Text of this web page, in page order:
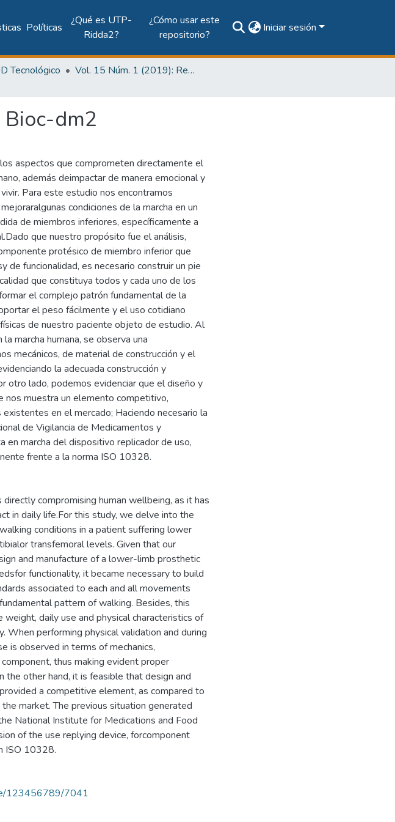
Políticas
¿Qué es UTP-
Ridda2?
¿Cómo usar este
repositorio?
Iniciar sesión
Tecnológico
Vol. 15 Núm. 1 (2019): Revista de I+D Tecnológico
dm2
aspectos que comprometen directamente el
además deimpactar de manera emocional y
Para este estudio nos encontramos
condiciones de la marcha en un
de miembros inferiores, específicamente a
que nuestro propósito fue el análisis,
protésico de miembro inferior que
de funcionalidad, es necesario construir un pie
que constituya todos y cada uno de los
el complejo patrón fundamental de la
el peso fácilmente y el uso cotidiano
de nuestro paciente objeto de estudio. Al
marcha humana, se observa una
mecánicos, de material de construcción y el
la adecuada construcción y
otro lado, podemos evidenciar que el diseño y
nos muestra un elemento competitivo,
en el mercado; Haciendo necesario la
de Vigilancia de Medicamentos y
marcha del dispositivo replicador de uso,
frente a la norma ISO 10328.
compromising human wellbeing, as it has
in daily life.For this study, we delve into the
conditions in a patient suffering lower
transfemoral levels. Given that our
and manufacture of a lower-limb prosthetic
functionality, it became necessary to build
associated to each and all movements
pattern of walking. Besides, this
daily use and physical characteristics of
performing physical validation and during
is observed in terms of mechanics,
thus making evident proper
the other hand, it is feasible that design and
a competitive element, as compared to
market. The previous situation generated
National Institute for Medications and Food
of the use replying device, forcomponent
ISO 10328.
123456789/7041